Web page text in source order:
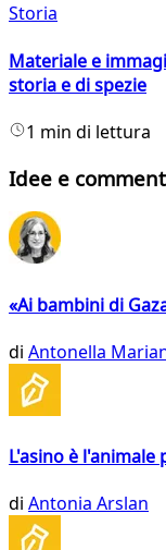
Storia
Materiale e
storia e di spezie
1 min di lettura
Idee e
«Ai bambini di
di Antonella
L'asino è
di Antonia Arslan